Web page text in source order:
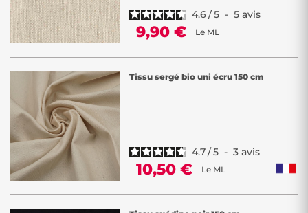
4.6/5 - 5 avis
9,90 € Le ML
Tissu sergé bio uni écru 150 cm
4.7/5 - 3 avis
10,50 € Le ML